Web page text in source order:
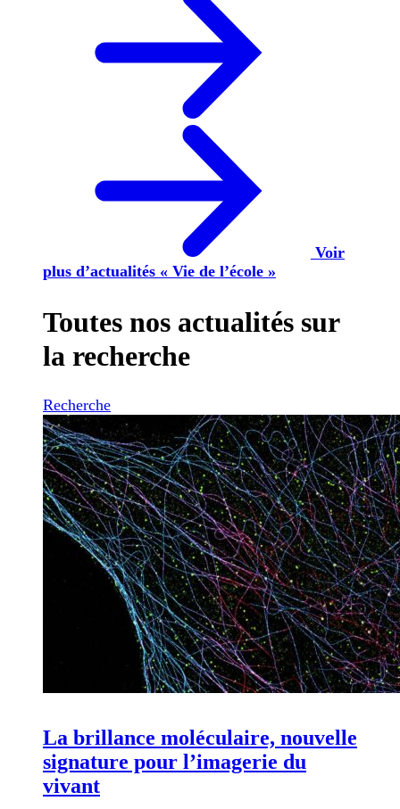
Voir
plus d’actualités « Vie de l’école »
Toutes nos actualités sur
la recherche
Recherche
La brillance moléculaire, nouvelle
signature pour l’imagerie du
vivant